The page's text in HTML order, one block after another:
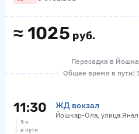
≈ 1025 руб.
Пересадка в
Общее время в пути:
11:30 ЖД вокзал
Йошкар-Ола, улица
5 ч
в пути